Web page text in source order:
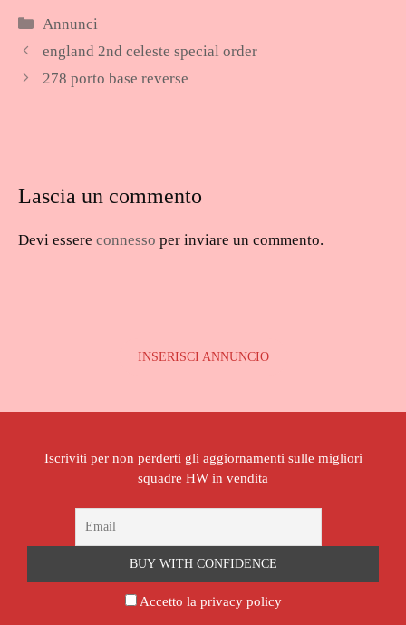
Categorie
Annunci
england 2nd celeste special order
278 porto base reverse
Lascia un commento
Devi essere connesso per inviare un commento.
INSERISCI ANNUNCIO
Iscriviti per non perderti gli aggiornamenti sulle migliori
squadre HW in vendita
Accetto la privacy policy